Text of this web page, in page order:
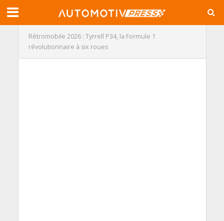
Rétromobile 2026 : Tyrrell P34, la Formule 1
révolutionnaire à six roues